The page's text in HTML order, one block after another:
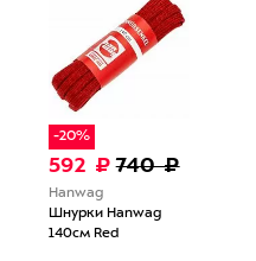
-20%
592 ₽ 740 ₽
Hanwag
Шнурки Hanwag
140см Red